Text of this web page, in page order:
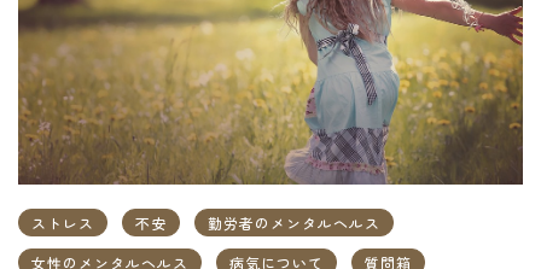
ストレス 不安
勤労者のメンタルヘルス
女性のメンタルヘルス
病気について
質問箱